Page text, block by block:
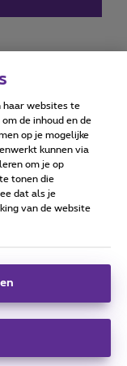
statement
conform het
haar websites te
de inhoud en de
op je mogelijke
kunnen via
om je op
tonen die
dat als je
van de website